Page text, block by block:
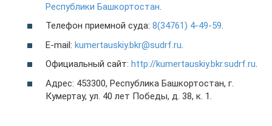
Республики Башкортостан
Телефон приемной суда: 8(34761) 4-49-59.
E-mail: kumertauskiy.bkr@sudrf.ru
Официальный сайт: http://kumertauskiy.bkr.sudrf.ru.
Адрес: 453300, Республика Башкортостан, г.
Кумертау, ул. 40 лет Победы, д. 38, к. 1.